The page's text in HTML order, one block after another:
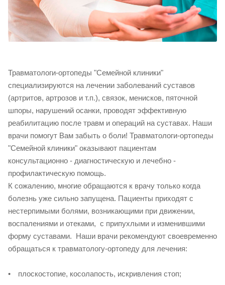
Травматологи-ортопеды "Семейной клиники"
специализируются на лечении заболеваний суставов
(артритов, артрозов и т.п.), связок, менисков, пяточной
шпоры, нарушений осанки, проводят эффективную
реабилитацию после травм и операций на суставах. Наши
врачи помогут Вам забыть о боли! Травматологи-ортопеды
"Семейной клиники" оказывают пациентам
консультационно - диагностическую и лечебно -
профилактическую помощь.
К сожалению, многие обращаются к врачу только когда
болезнь уже сильно запущена. Пациенты приходят с
нестерпимыми болями, возникающими при движении,
воспалениями и отеками, с припухлыми и изменившими
форму суставами. Наши врачи рекомендуют своевременно
обращаться к травматологу-ортопеду для лечения:
плоскостопие, косолапость, искривления стоп;